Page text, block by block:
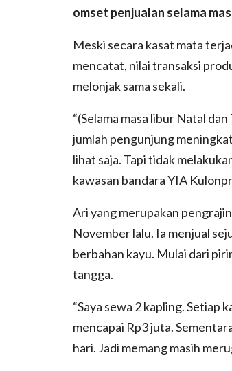
omset penjualan selama
Meski secara kasat mata
mencatat, nilai transaksi
melonjak sama sekali.
“(Selama masa libur Natal
jumlah pengunjung
lihat saja. Tapi tidak
kawasan bandara YIA
Ari yang merupakan
November lalu. Ia menjual
berbahan kayu. Mulai dari
tangga.
“Saya sewa 2 kapling. Setiap
mencapai Rp3 juta.
hari. Jadi memang masih